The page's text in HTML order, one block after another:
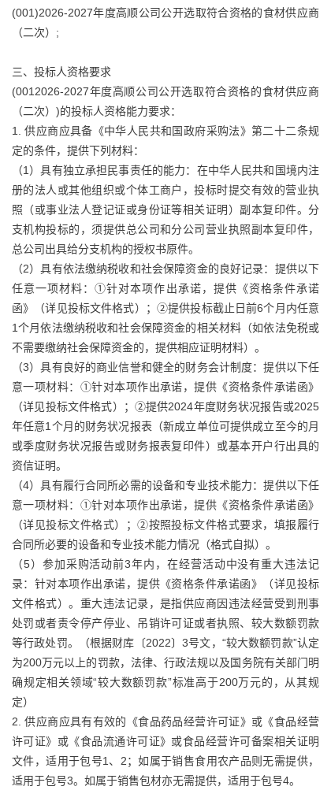
(001)2026-2027年度高顺公司公开选取符合资格的食材供应商
（二次）;
三、投标人资格要求
(0012026-2027年度高顺公司公开选取符合资格的食材供应商
（二次）)的投标人资格能力要求：
1. 供应商应具备《中华人民共和国政府采购法》第二十二条规
定的条件，提供下列材料：
（1）具有独立承担民事责任的能力：在中华人民共和国境内注
册的法人或其他组织或个体工商户，投标时提交有效的营业执
照（或事业法人登记证或身份证等相关证明）副本复印件。分
支机构投标的，须提供总公司和分公司营业执照副本复印件，
总公司出具给分支机构的授权书原件。
（2）具有依法缴纳税收和社会保障资金的良好记录：提供以下
任意一项材料：①针对本项作出承诺，提供《资格条件承诺
函》（详见投标文件格式）；②提供投标截止日前6个月内任意
1个月依法缴纳税收和社会保障资金的相关材料（如依法免税或
不需要缴纳社会保障资金的，提供相应证明材料）。
（3）具有良好的商业信誉和健全的财务会计制度：提供以下任
意一项材料：①针对本项作出承诺，提供《资格条件承诺函》
（详见投标文件格式）；②提供2024年度财务状况报告或2025
年任意1个月的财务状况报表（新成立单位可提供成立至今的月
或季度财务状况报告或财务报表复印件）或基本开户行出具的
资信证明。
（4）具有履行合同所必需的设备和专业技术能力：提供以下任
意一项材料：①针对本项作出承诺，提供《资格条件承诺函》
（详见投标文件格式）；②按照投标文件格式要求，填报履行
合同所必要的设备和专业技术能力情况（格式自拟）。
（5）参加采购活动前3年内，在经营活动中没有重大违法记
录：针对本项作出承诺，提供《资格条件承诺函》（详见投标
文件格式）。重大违法记录，是指供应商因违法经营受到刑事
处罚或者责令停产停业、吊销许可证或者执照、较大数额罚款
等行政处罚。（根据财库〔2022〕3号文，“较大数额罚款”认定
为200万元以上的罚款，法律、行政法规以及国务院有关部门明
确规定相关领域“较大数额罚款”标准高于200万元的，从其规
定）
2. 供应商应具有有效的《食品药品经营许可证》或《食品经营
许可证》或《食品流通许可证》或食品经营许可备案相关证明
文件，适用于包号1、2；如属于销售食用农产品则无需提供，
适用于包号3。如属于销售包材亦无需提供，适用于包号4。